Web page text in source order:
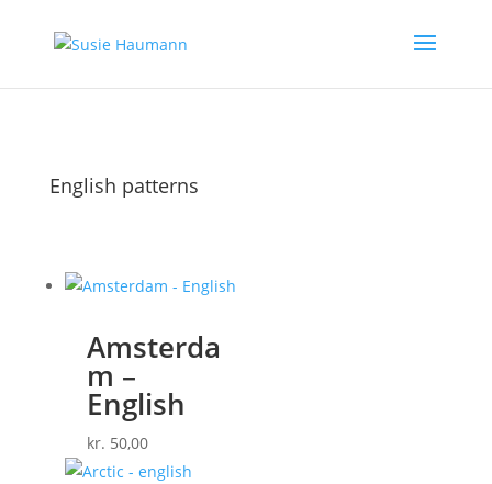
English patterns
Amsterda
m –
English
kr. 50,00